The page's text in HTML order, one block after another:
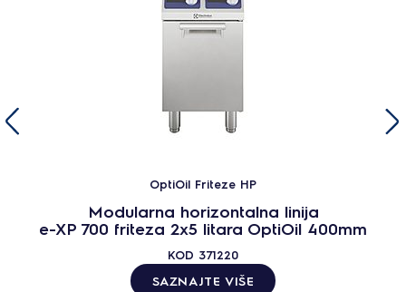
OptiOil Friteze HP
Modularna horizontalna linija
e-XP 700 friteza 2x5 litara OptiOil 400mm
KOD 371220
SAZNAJTE VIŠE